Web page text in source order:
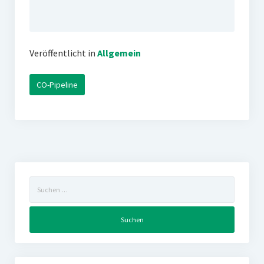
Veröffentlicht in Allgemein
CO-Pipeline
nach: